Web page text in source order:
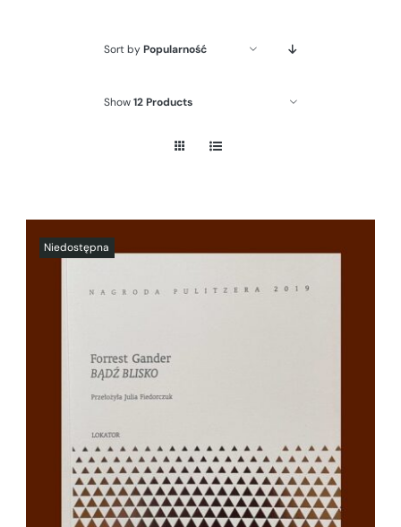
Sort byPopularność
Show12 Products